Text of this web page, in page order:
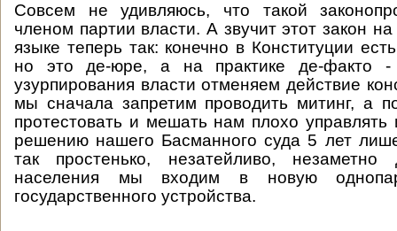
Совсем не удивляюсь, что такой
членом партии власти. А звучит этот закон
языке теперь так: конечно в Конституции
но это де-юре, а на практике де-факто
узурпирования власти отменяем действие
мы сначала запретим проводить митинг, а
протестовать и мешать нам плохо управлять
решению нашего Басманного суда 5 лет
так простенько, незатейливо, незаметно
населения мы входим в новую
государственного устройства.